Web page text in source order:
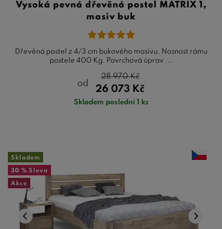
Vysoká pevná dřevěná postel MATRIX 1,
masiv buk
Dřevěná postel z 4/3 cm bukového masivu. Nosnost rámu
postele 400 Kg. Povrchová úprav ...
od
26 073 Kč
28 970Kč
Skladem poslední 1 ks
Skladem
30 % Sleva
Akce